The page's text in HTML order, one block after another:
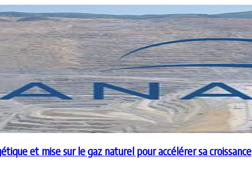
et mise sur le gaz naturel pour accélérer sa croissance